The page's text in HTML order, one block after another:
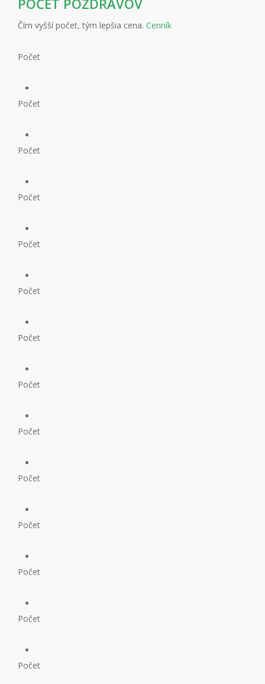
Čím vyšší počet, tým lepšia cena. Cenník
Počet
Počet
Počet
Počet
Počet
Počet
Počet
Počet
Počet
Počet
Počet
Počet
Počet
Počet